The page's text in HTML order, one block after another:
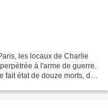
les locaux de Charlie
à l'arme de guerre.
état de douze morts, des